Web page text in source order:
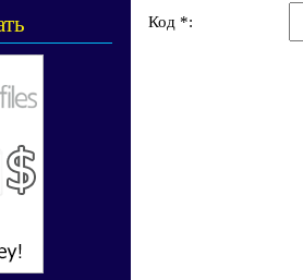
Код *: